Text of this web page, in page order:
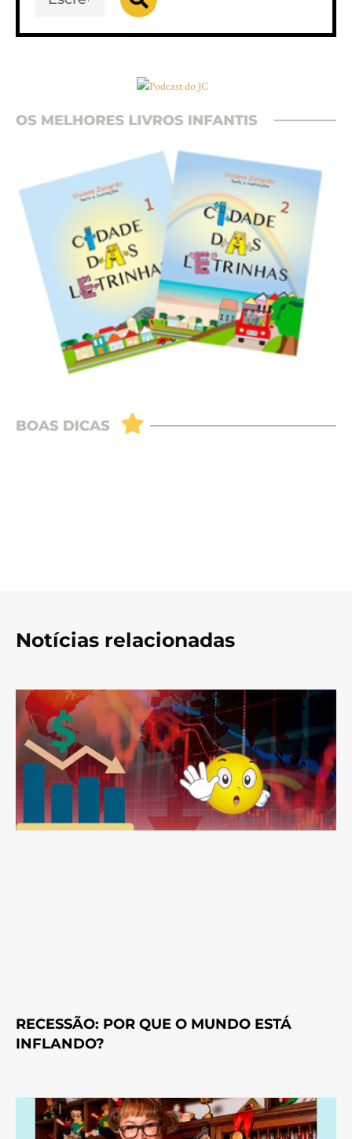
Notícias relacionadas
RECESSÃO: POR QUE O MUNDO ESTÁ
INFLANDO?